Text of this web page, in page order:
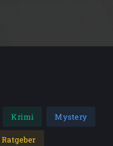
Krimi Mystery
Ratgeber